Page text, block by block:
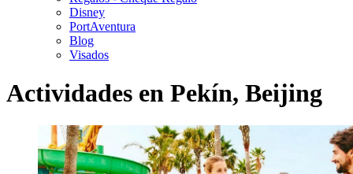
Disney
PortAventura
Blog
Visados
Actividades en Pekín, Beijing